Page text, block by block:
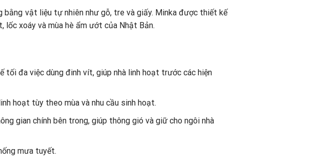
vật liệu tự nhiên như gỗ, tre và giấy. Minka được thiết kế
lốc xoáy và mùa hè ẩm ướt của Nhật Bản.
tối đa việc dùng đinh vít, giúp nhà linh hoạt trước các hiện
hoạt tùy theo mùa và nhu cầu sinh hoạt.
gian chính bên trong, giúp thông gió và giữ cho ngôi nhà
mưa tuyết.